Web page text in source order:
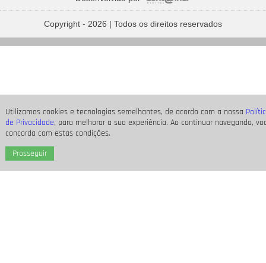
Utilizamos cookies e tecnologias semelhantes, de acordo com a nossa
de Privacidade, para melhorar a sua experiência. Ao continuar navegando,
concorda com estas condições.
Prosseguir
Relembre os amores - e affairs - de Shawn Mendes
Copyright - 2026 | Todos os direitos reservados